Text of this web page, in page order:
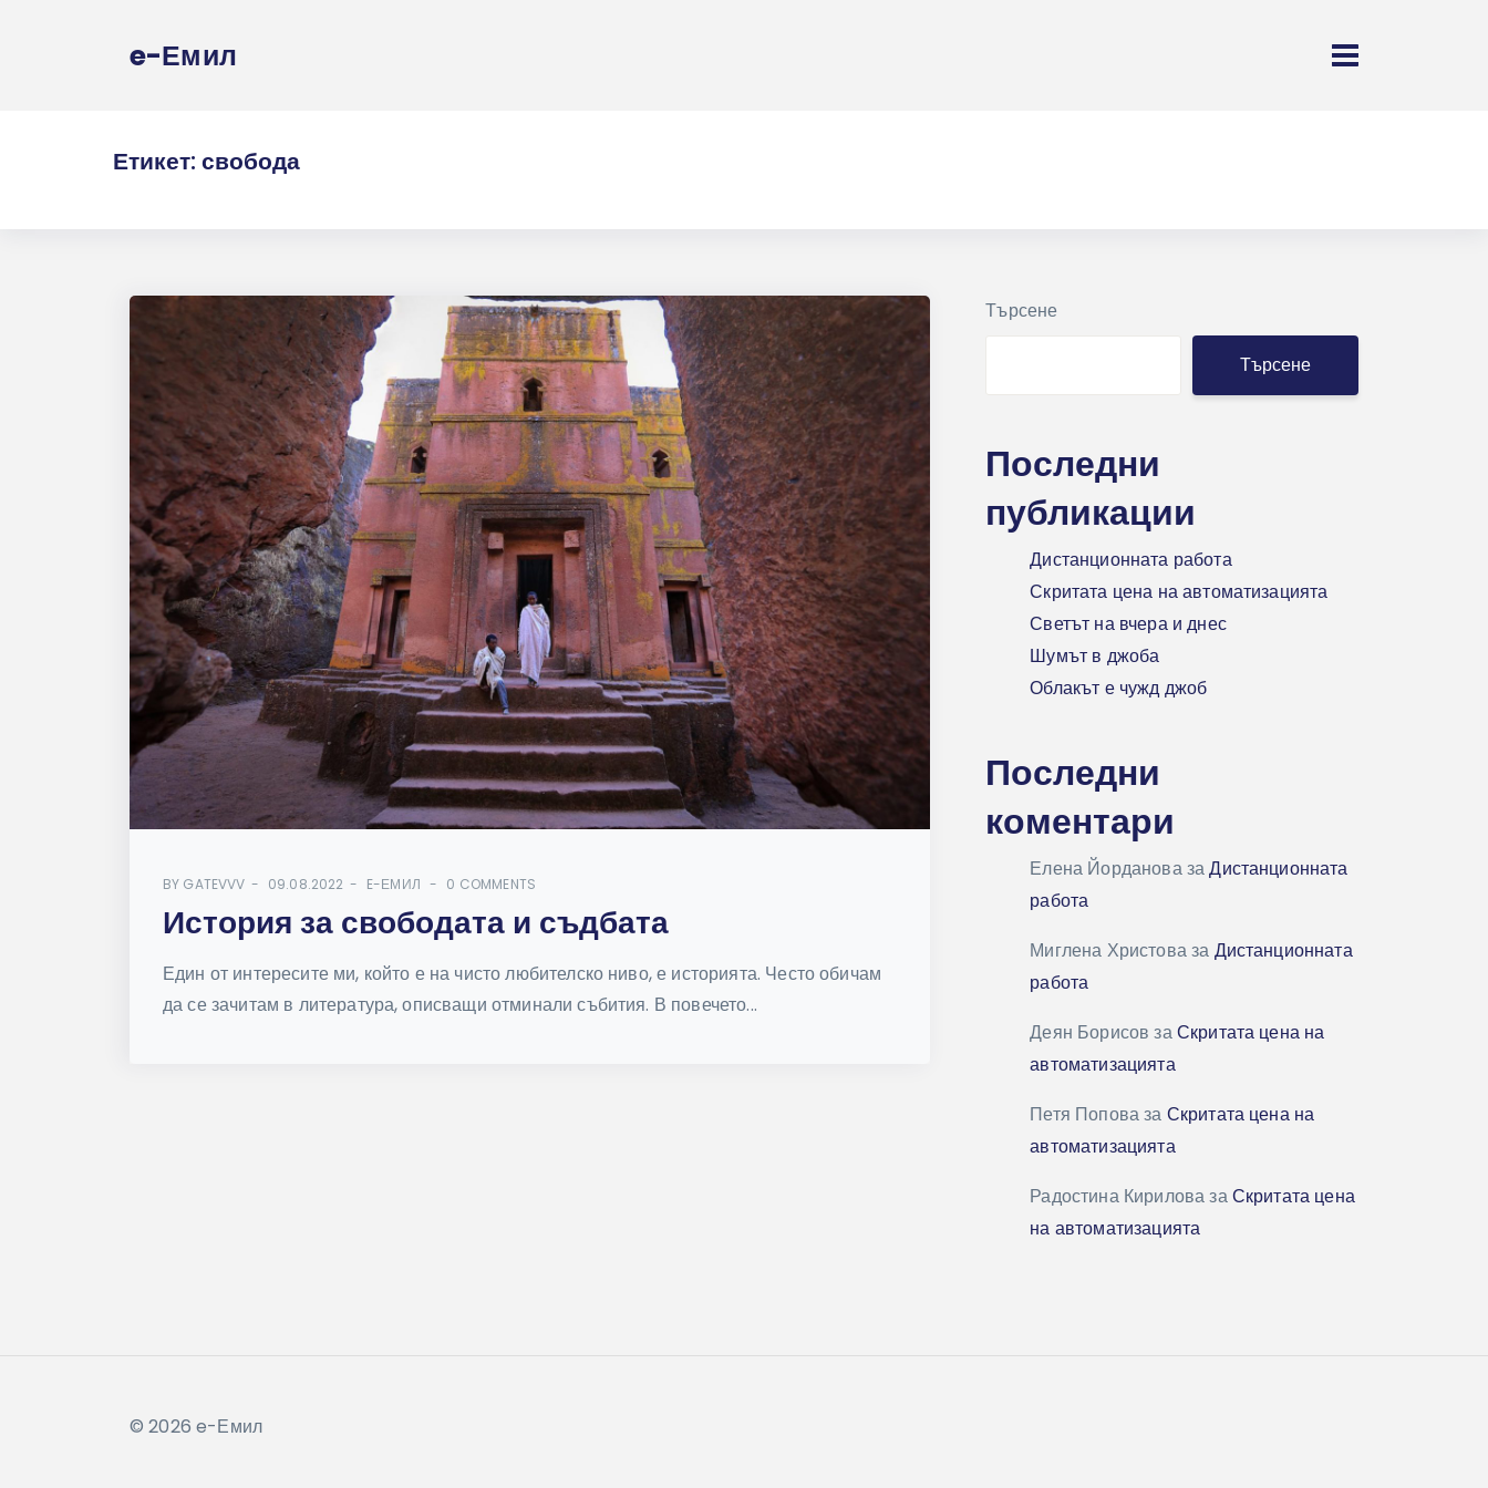
e-Емил
Етикет: свобода
BY GATEVVV 09.08.2022 E-ЕМИЛ 0 COMMENTS
История за свободата и съдбата
Един от интересите ми, който е на чисто любителско ниво, е историята. Често обичам
да се зачитам в литература, описващи отминали събития. В повечето...
Търсене
Търсене
Последни
публикации
Дистанционната работа
Скритата цена на автоматизацията
Светът на вчера и днес
Шумът в джоба
Облакът е чужд джоб
Последни
коментари
Елена ЙордановазаДистанционната
работа
Миглена Христоваза Дистанционната
работа
Деян Борисов заСкритата цена на
автоматизацията
Петя Поповаза Скритата цена на
автоматизацията
Радостина КириловазаСкритата цена
на автоматизацията
© 2026 e-Емил